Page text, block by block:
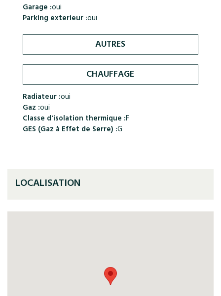
Garage :oui
Parking exterieur :oui
AUTRES
CHAUFFAGE
Radiateur :oui
Gaz :oui
Classe d'isolation thermique :F
GES (Gaz à Effet de Serre) :G
LOCALISATION